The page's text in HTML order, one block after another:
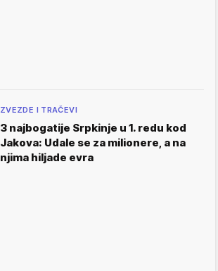
ZVEZDE I TRAČEVI
3 najbogatije Srpkinje u 1. redu kod
Jakova: Udale se za milionere, a na
njima hiljade evra